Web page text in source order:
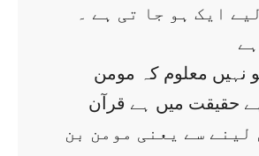
ایک ہو جا تی ہے ۔
نہیں معلوم کہ مومن
حقیقت میں ہے قرآن
لینے سے یعنی مومن بن